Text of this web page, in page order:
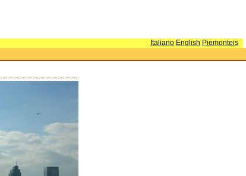
Italiano English Piemonteis